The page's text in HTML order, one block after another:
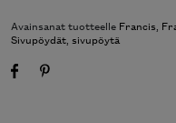
Avainsanat tuotteelle Francis,
Sivupöydät, sivupöytä